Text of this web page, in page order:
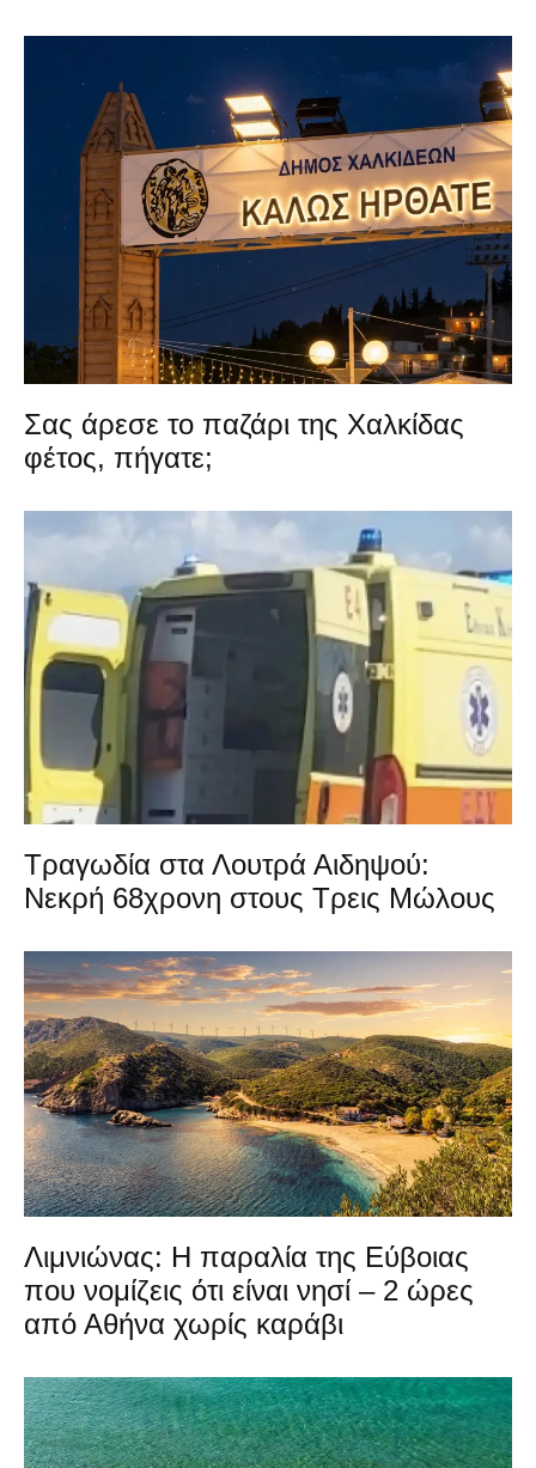
Σας άρεσε το παζάρι της Χαλκίδας
φέτος, πήγατε;
Τραγωδία στα Λουτρά Αιδηψού:
Νεκρή 68χρονη στους Τρεις Μώλους
Λιμνιώνας: Η παραλία της Εύβοιας
που νομίζεις ότι είναι νησί – 2 ώρες
από Αθήνα χωρίς καράβι